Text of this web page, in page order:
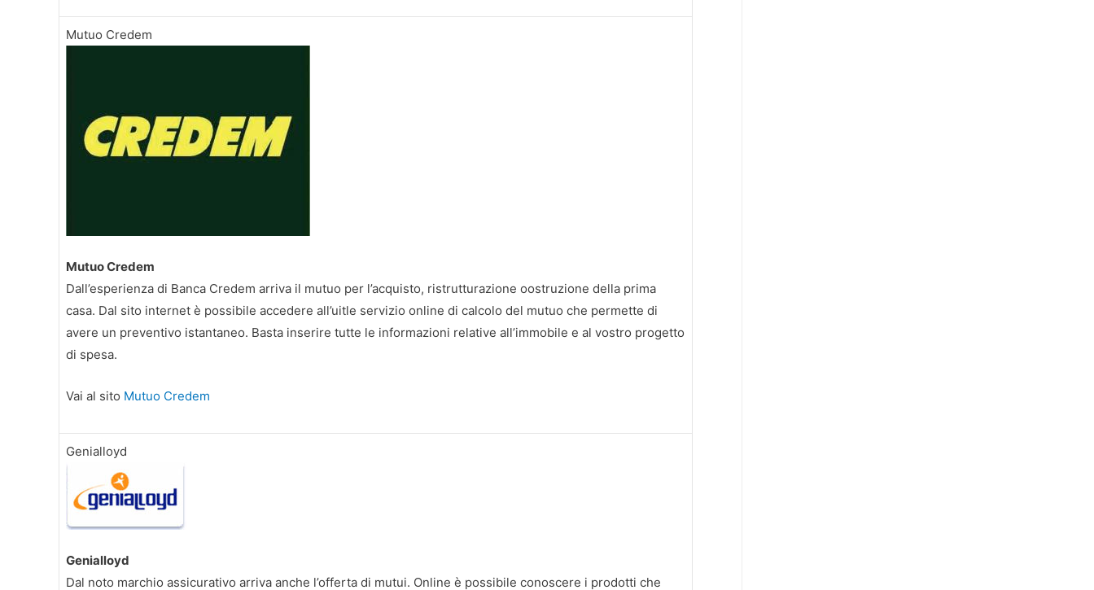
Mutuo Credem
Mutuo Credem
Dall’esperienza di Banca Credem arriva il mutuo per l’acquisto, ristrutturazione oostruzione della prima
casa. Dal sito internet è possibile accedere all’uitle servizio online di calcolo del mutuo che permette di
avere un preventivo istantaneo. Basta inserire tutte le informazioni relative all’immobile e al vostro progetto
di spesa.
Vai al sito Mutuo Credem
Genialloyd
Genialloyd
Dal noto marchio assicurativo arriva anche l’offerta di mutui. Online è possibile conoscere i prodotti che